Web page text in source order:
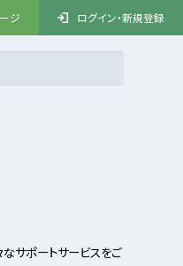
ジ ログイン・新規登録
サポートサービスをご